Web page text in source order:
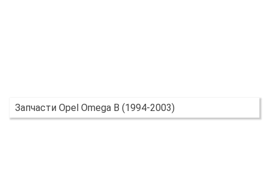
Запчасти Opel Omega B (1994-2003)